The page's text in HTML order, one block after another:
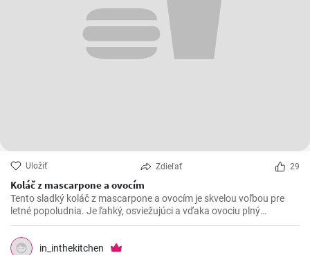
Uložiť Zdieľať 29
Koláč z mascarpone a ovocím
Tento sladký koláč z mascarpone a ovocím je skvelou voľbou pre
letné popoludnia. Je ľahký, osviežujúci a vďaka ovociu plný
vitamínov. Môžete ho pripraviť s akýmkoľvek ovocím, ktoré máte
práve po ruke, ale najlepšie chutí s jahodami alebo malinami.
in_inthekitchen